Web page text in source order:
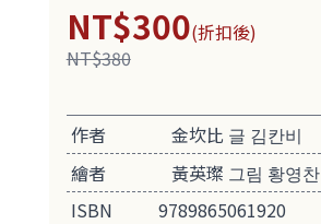
NT$300(折扣後)
NT$380
作者
金坎比 글 김칸비
繪者
黃英璨 그림 황영찬
ISBN
9789865061920